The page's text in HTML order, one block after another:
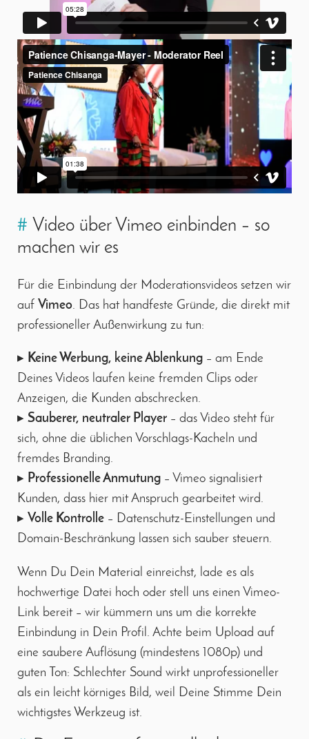
# Video über Vimeo einbinden – so
machen wir es
Für die Einbindung der Moderationsvideos setzen wir
auf Vimeo. Das hat handfeste Gründe, die direkt mit
professioneller Außenwirkung zu tun:
▸ Keine Werbung, keine Ablenkung – am Ende
Deines Videos laufen keine fremden Clips oder
Anzeigen, die Kunden abschrecken.
▸ Sauberer, neutraler Player – das Video steht für
sich, ohne die üblichen Vorschlags-Kacheln und
fremdes Branding.
▸ Professionelle Anmutung – Vimeo signalisiert
Kunden, dass hier mit Anspruch gearbeitet wird.
▸ Volle Kontrolle – Datenschutz-Einstellungen und
Domain-Beschränkung lassen sich sauber steuern.
Wenn Du Dein Material einreichst, lade es als
hochwertige Datei hoch oder stell uns einen Vimeo-
Link bereit – wir kümmern uns um die korrekte
Einbindung in Dein Profil. Achte beim Upload auf
eine saubere Auflösung (mindestens 1080p) und
guten Ton: Schlechter Sound wirkt unprofessioneller
als ein leicht körniges Bild, weil Deine Stimme Dein
wichtigstes Werkzeug ist.